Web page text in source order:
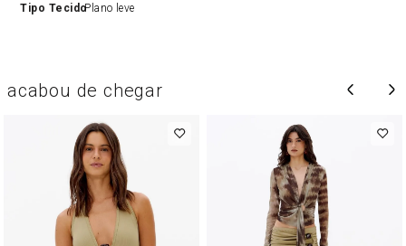
Tipo TecidoPlano leve
acabou de chegar